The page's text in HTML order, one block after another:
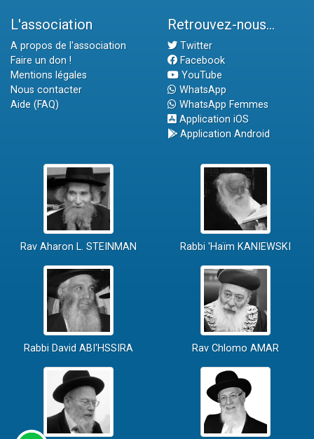
L'association
A propos de l'association
Faire un don !
Mentions légales
Nous contacter
Aide (FAQ)
Retrouvez-nous...
Twitter
Facebook
YouTube
WhatsApp
WhatsApp Femmes
Application iOS
Application Android
Rav Aharon L. STEINMAN Rabbi 'Haïm KANIEWSKI
Rabbi David ABI'HSSIRA Rav Chlomo AMAR